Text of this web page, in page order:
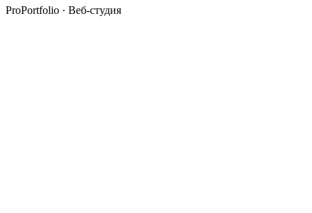
ProPortfolio · Веб-студия